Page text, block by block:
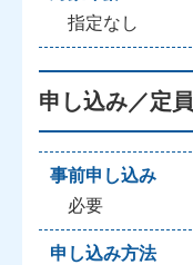
指定なし
申し込み／定員
事前申し込み
必要
申し込み方法